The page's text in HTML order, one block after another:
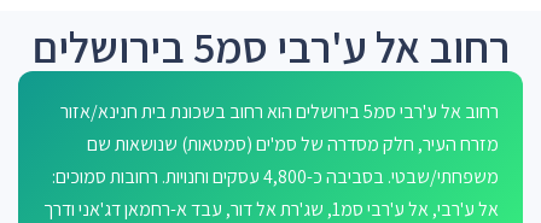
רחוב אל ע'רבי סמ5 בירושלים
רחוב אל ע'רבי סמ5 בירושלים הוא רחוב בשכונת בית חנינא/אזור
מזרח העיר, חלק מסדרה של סמ'ים (סמטאות) שנושאות שם
משפחתי/שבטי. בסביבה כ-4,800 עסקים וחנויות. רחובות סמוכים:
אל ע'רבי, אל ע'רבי סמ1, שג'רת אל דור, עבד א-רחמאן דג'אני ודרך